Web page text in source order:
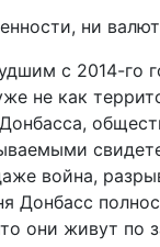
ни
с 2014-
не как
война,
Донбасс
живут по